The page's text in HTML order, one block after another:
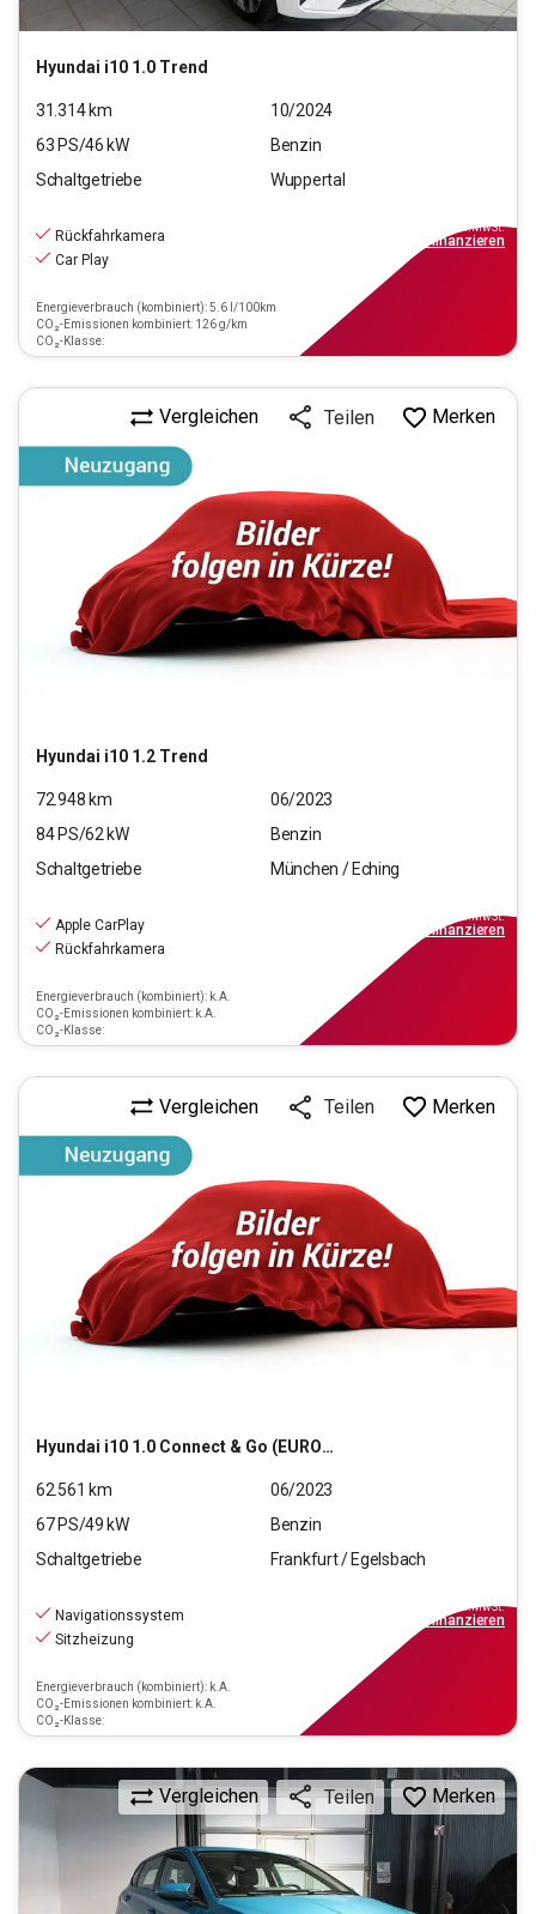
Hyundai i10 1.0 Trend
31.314km
10/2024
63 PS/46 kW
Benzin
Schaltgetriebe
Wuppertal
Rückfahrkamera
Car Play
Energieverbrauch (kombiniert): 5.6 l/100km
CO₂-Emissionen kombiniert: 126 g/km
CO₂-Klasse:
inkl.MwSt.
finanzieren
Hyundai i10 1.2 Trend
Vergleichen Teilen Merken
72.948 km
06/2023
84PS/62kW
Benzin
Schaltgetriebe
München / Eching
Apple CarPlay
Rückfahrkamera
Energieverbrauch (kombiniert): k.A.
CO₂-Emissionen kombiniert: k.A.
CO₂-Klasse:
inkl.MwSt.
finanzieren
Hyundai i10 1.0 Connect & Go (EURO 6d)
Vergleichen Teilen Merken
62.561 km
06/2023
67PS/49kW
Benzin
Schaltgetriebe
Frankfurt / Egelsbach
Navigationssystem
Sitzheizung
Energieverbrauch (kombiniert): k.A.
CO₂-Emissionen kombiniert: k.A.
CO₂-Klasse:
inkl.MwSt.
finanzieren
Vergleichen Teilen Merken